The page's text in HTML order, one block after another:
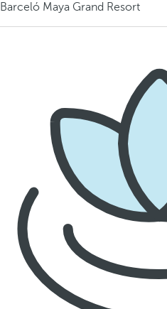
Barceló Maya Grand Resort